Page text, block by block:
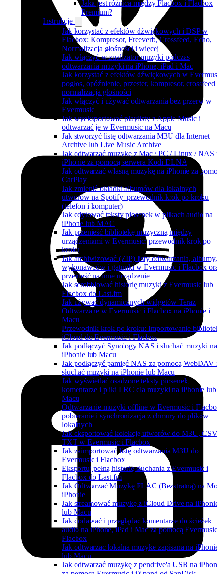
Jaka jest różnica między Flacbox i Flacbox
Premium?
Instrukcje
Jak korzystać z efektów dźwiękowych i DSP w
Flacbox: Kompresor, Freeverb, Crossfeed, Echo,
Normalizacja głośności i więcej
Jak włączyć wizualizator muzyki podczas
odtwarzania muzyki na iPhone, iPad i Mac
Jak korzystać z efektów dźwiękowych w
pogłos, opóźnienie, przester, kompresor, crossfeed
normalizacja głośności
Jak włączyć i używać odtwarzania bez przerw w
Evermusic
Jak wyeksportować playlisty z Apple Music i
odtwarzać je w Evermusic na Macu
Jak stworzyć listę odtwarzania M3U dla Internet
Archive lub Live Music Archive
Jak odtwarzać muzykę z Mac / PC / Linux / NAS
iPhonie za pomocą serwera Kodi DLNA
Jak odtwarzać własną muzykę na iPhonie za
CarPlay
Jak zmienić okładki albumów dla lokalnych
utworów na Spotify: przewodnik krok po kroku
(telefon i komputer)
Jak edytować teksty piosenek w plikach audio na
iPhone lub MAC
Jak przenieść bibliotekę muzyczną między
urządzeniami w Evermusic: przewodnik krok po
kroku
Jak archiwizować (ZIP) listy odtwarzania, albumy,
wykonawców i gatunki w Evermusic i Flacbox
przenieść na inne urządzenie
Jak scrobblować historię muzyki z Evermusic lub
Flacbox do Last.fm
Jak używać dynamicznych widgetów Teraz
Odtwarzane w Evermusic i Flacbox na iPhonie i
Macu
Przewodnik krok po kroku: Importowanie
iCloud do Evermusic i Flacbox
Jak podłączyć Synology NAS i słuchać muzyki na
iPhonie lub Macu
Jak podłączyć pamięć NAS za pomocą WebDAV
słuchać muzyki na iPhonie lub Macu
Jak wyświetlać osadzone teksty piosenek,
komentarze i pliki LRC dla muzyki na iPhonie lub
Macu
Odtwarzanie muzyki offline w Evermusic i
pobieranie i synchronizacja z chmury do plików
lokalnych
Jak eksportować kolekcję utworów do M3U,
TXT w Evermusic i Flacbox
Jak zaimportować listę odtwarzania M3U do
Evermusic i Flacbox
Eksportuj pełną historię słuchania z Evermusic i
Flacbox do Last.fm
Jak Odtwarzać Muzykę FLAC (Bezstratną) na
iPhonie
Jak streamować muzykę z iCloud Drive na
lub Macu
Jak dodawać i przeglądać komentarze do ścieżek
audio na iPhone, iPad i Mac za pomocą
Flacbox
Jak odtwarzac lokalna muzyke zapisana na
lub Macu
Jak odtwarzać muzykę z pendrive'a USB na